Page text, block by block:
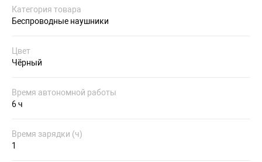
Категория товара
Беспроводные наушники
Цвет
Чёрный
Время автономной работы
6 ч
Время зарядки (ч)
1